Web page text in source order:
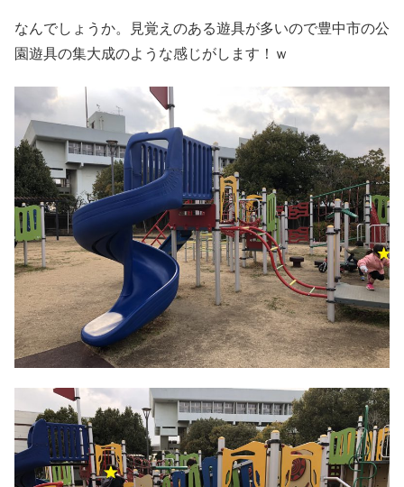
なんでしょうか。見覚えのある遊具が多いので豊中市の公
園遊具の集大成のような感じがします！ｗ